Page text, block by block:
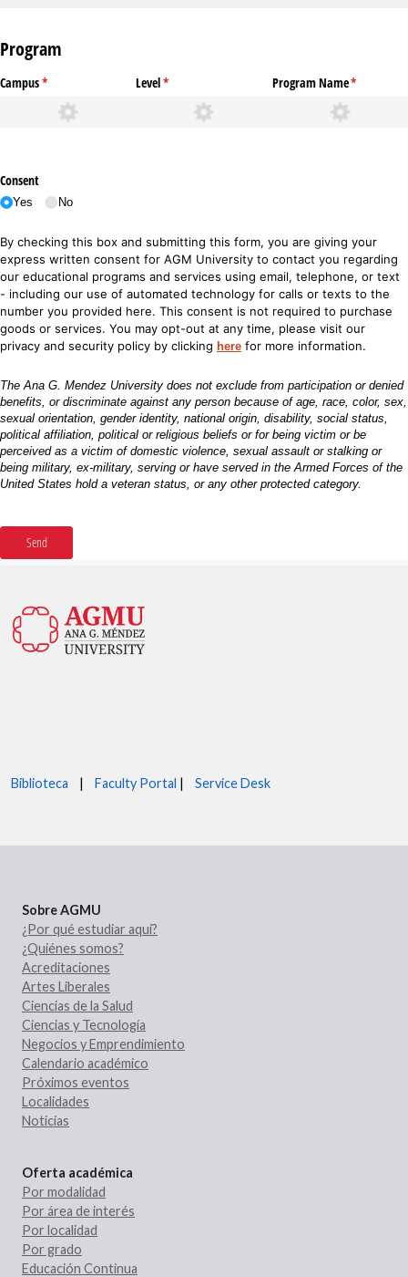
Biblioteca | Faculty Portal | Service Desk
Sobre AGMU
¿Por qué estudiar aquí?
¿Quiénes somos?
Acreditaciones
Artes Liberales
Ciencias de la Salud
Ciencias y Tecnología
Negocios y Emprendimiento
Calendario académico
Próximos eventos
Localidades
Noticias
Oferta académica
Por modalidad
Por área de interés
Por localidad
Por grado
Educación Continua